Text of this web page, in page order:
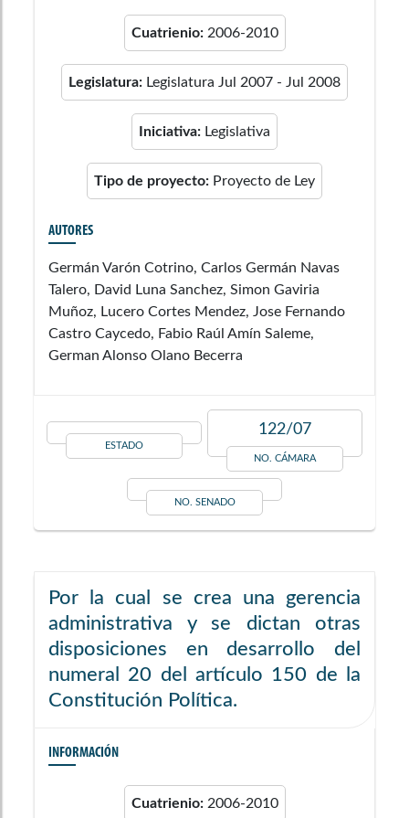
Cuatrienio: 2006-2010
Legislatura: Legislatura Jul 2007 - Jul 2008
Iniciativa: Legislativa
Tipo de proyecto: Proyecto de Ley
AUTORES
Germán Varón Cotrino, Carlos Germán Navas
Talero, David Luna Sanchez, Simon Gaviria
Muñoz, Lucero Cortes Mendez, Jose Fernando
Castro Caycedo, Fabio Raúl Amín Saleme,
German Alonso Olano Becerra
ESTADO
122/07
NO. CÁMARA
NO. SENADO
Por la cual se crea una gerencia
administrativa y se dictan otras
disposiciones en desarrollo del
numeral 20 del artículo 150 de la
Constitución Política.
INFORMACIÓN
Cuatrienio: 2006-2010